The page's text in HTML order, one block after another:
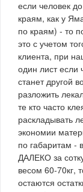
если человек
краям, как у
по краям) - то
это с учетом
клиента, при
один лист если
станет другой
разложить
те кто часто
раскладывать
экономии
по габаритам -
ДАЛЕКО за
весом 60-70кг,
остаются